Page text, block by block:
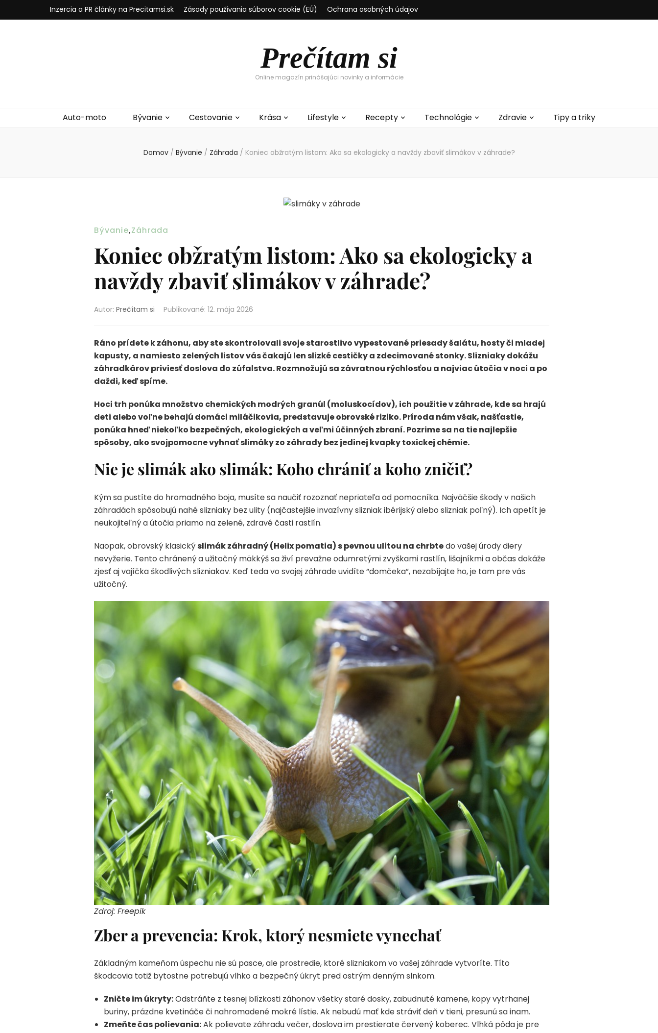
Inzercia a PR články na Precitamsi.sk Zásady používania súborov cookie (EÚ) Ochrana osobných údajov
Prečítam si
Online magazín prinášajúci novinky a informácie
Auto-moto Bývanie Cestovanie Krása Lifestyle Recepty Technológie Zdravie Tipy a triky
Domov / Bývanie / Záhrada / Koniec obžratým listom: Ako sa ekologicky a navždy zbaviť slimákov v záhrade?
Bývanie,Záhrada
Koniec obžratým listom: Ako sa ekologicky a
navždy zbaviť slimákov v záhrade?
Autor: Prečítam si Publikované: 12. mája 2026
Ráno prídete k záhonu, aby ste skontrolovali svoje starostlivo vypestované priesady šalátu, hosty či mladej
kapusty, a namiesto zelených listov vás čakajú len slizké cestičky a zdecimované stonky. Slizniaky dokážu
záhradkárov priviesť doslova do zúfalstva. Rozmnožujú sa závratnou rýchlosťou a najviac útočia v noci a po
daždi, keď spíme.
Hoci trh ponúka množstvo chemických modrých granúl (moluskocídov), ich použitie v záhrade, kde sa hrajú
deti alebo voľne behajú domáci miláčikovia, predstavuje obrovské riziko. Príroda nám však, našťastie,
ponúka hneď niekoľko bezpečných, ekologických a veľmi účinných zbraní. Pozrime sa na tie najlepšie
spôsoby, ako svojpomocne vyhnať slimáky zo záhrady bez jedinej kvapky toxickej chémie.
Nie je slimák ako slimák: Koho chrániť a koho zničiť?
Kým sa pustíte do hromadného boja, musíte sa naučiť rozoznať nepriateľa od pomocníka. Najväčšie škody v našich
záhradách spôsobujú nahé slizniaky bez ulity (najčastejšie invazívny slizniak ibérijský alebo slizniak poľný). Ich apetít je
neukojiteľný a útočia priamo na zelené, zdravé časti rastlín.
Naopak, obrovský klasickýslimák záhradný (Helix pomatia) s pevnou ulitou na chrbtedo vašej úrody diery
nevyžerie. Tento chránený a užitočný mäkkýš sa živí prevažne odumretými zvyškami rastlín, lišajníkmi a občas dokáže
zjesť aj vajíčka škodlivých slizniakov. Keď teda vo svojej záhrade uvidíte “domčeka”, nezabíjajte ho, je tam pre vás
užitočný.
Zdroj: Freepik
Zber a prevencia: Krok, ktorý nesmiete vynechať
Základným kameňom úspechu nie sú pasce, ale prostredie, ktoré slizniakom vo vašej záhrade vytvoríte. Títo
škodcovia totiž bytostne potrebujú vlhko a bezpečný úkryt pred ostrým denným slnkom.
Zničte im úkryty:Odstráňte z tesnej blízkosti záhonov všetky staré dosky, zabudnuté kamene, kopy vytrhanej
buriny, prázdne kvetináče či nahromadené mokré lístie. Ak nebudú mať kde stráviť deň v tieni, presunú sa inam.
Zmeňte čas polievania:Ak polievate záhradu večer, doslova im prestierate červený koberec. Vlhká pôda je pre